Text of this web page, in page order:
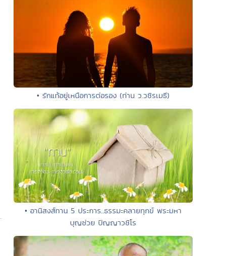
• รักแท้อยู่เหนือการต่อรอง (ท่าน ว.วชิรเมธี)
• อานิสงส์ทาน 5 ประการ..ธรรมะคลายทุกข์ พระมหา
บุญช่วย ปัญญาวชิโร